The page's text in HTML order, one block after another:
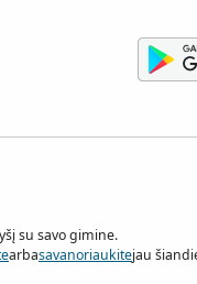
su savo gimine.
arbasavanoriaukitejau